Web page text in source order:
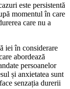
este persistentă
momentul în care
care nu a
iei în considerare
abordează
persoanelor
și anxietatea sunt
senzația durerii